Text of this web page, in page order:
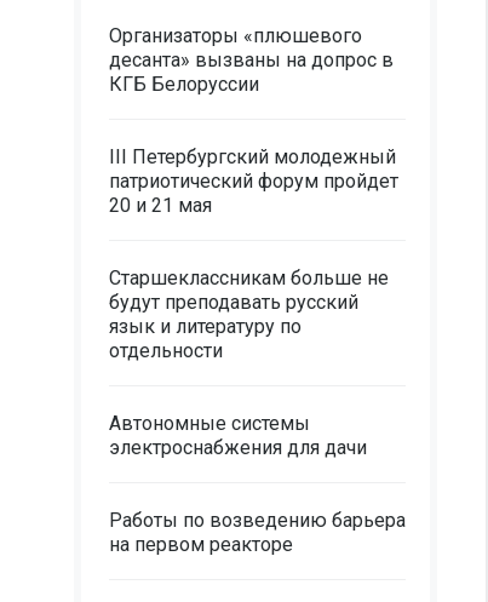
Организаторы «плюшевого
десанта» вызваны на допрос в
КГБ Белоруссии
III Петербургский молодежный
патриотический форум пройдет
20 и 21 мая
Старшеклассникам больше не
будут преподавать русский
язык и литературу по
отдельности
Автономные системы
электроснабжения для дачи
Работы по возведению барьера
на первом реакторе